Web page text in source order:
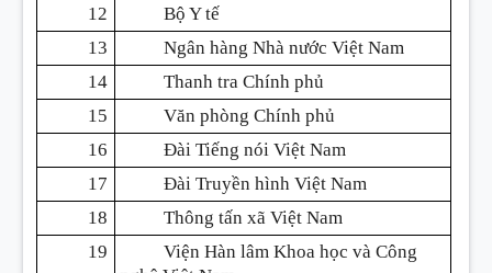
12
Bộ Y tế
13
Ngân hàng Nhà nước Việt Nam
14
Thanh tra Chính phủ
15
Văn phòng Chính phủ
16
Đài Tiếng nói Việt Nam
17
Đài Truyền hình Việt Nam
18
Thông tấn xã Việt Nam
19
Viện Hàn lâm Khoa học và Công